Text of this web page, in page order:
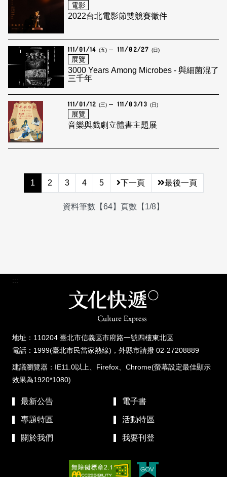
電影
2022台北電影節雙競賽徵件
111/01/14 (五) 111/02/27 (日)
展覽
3000 Years Among Microbes - 與細菌混了
三千年
111/01/12 (三) 111/03/13 (日)
展覽
音樂與戲劇立體書主題展
1 2 3 4 5 下一頁 最後一頁
資料筆數【64】頁數【1/8】
:::
地址：110204 臺北市信義區市府路一號四樓東北區
電話：1999(臺北市民當家熱線)，外縣市請撥 02-27208889
建議瀏覽器：IE11.0以上、Firefox、Chrome(螢幕設定最佳顯示
效果為1920*1080)
最新公告 電子書
專題特區 活動特區
關於我們 我要刊登